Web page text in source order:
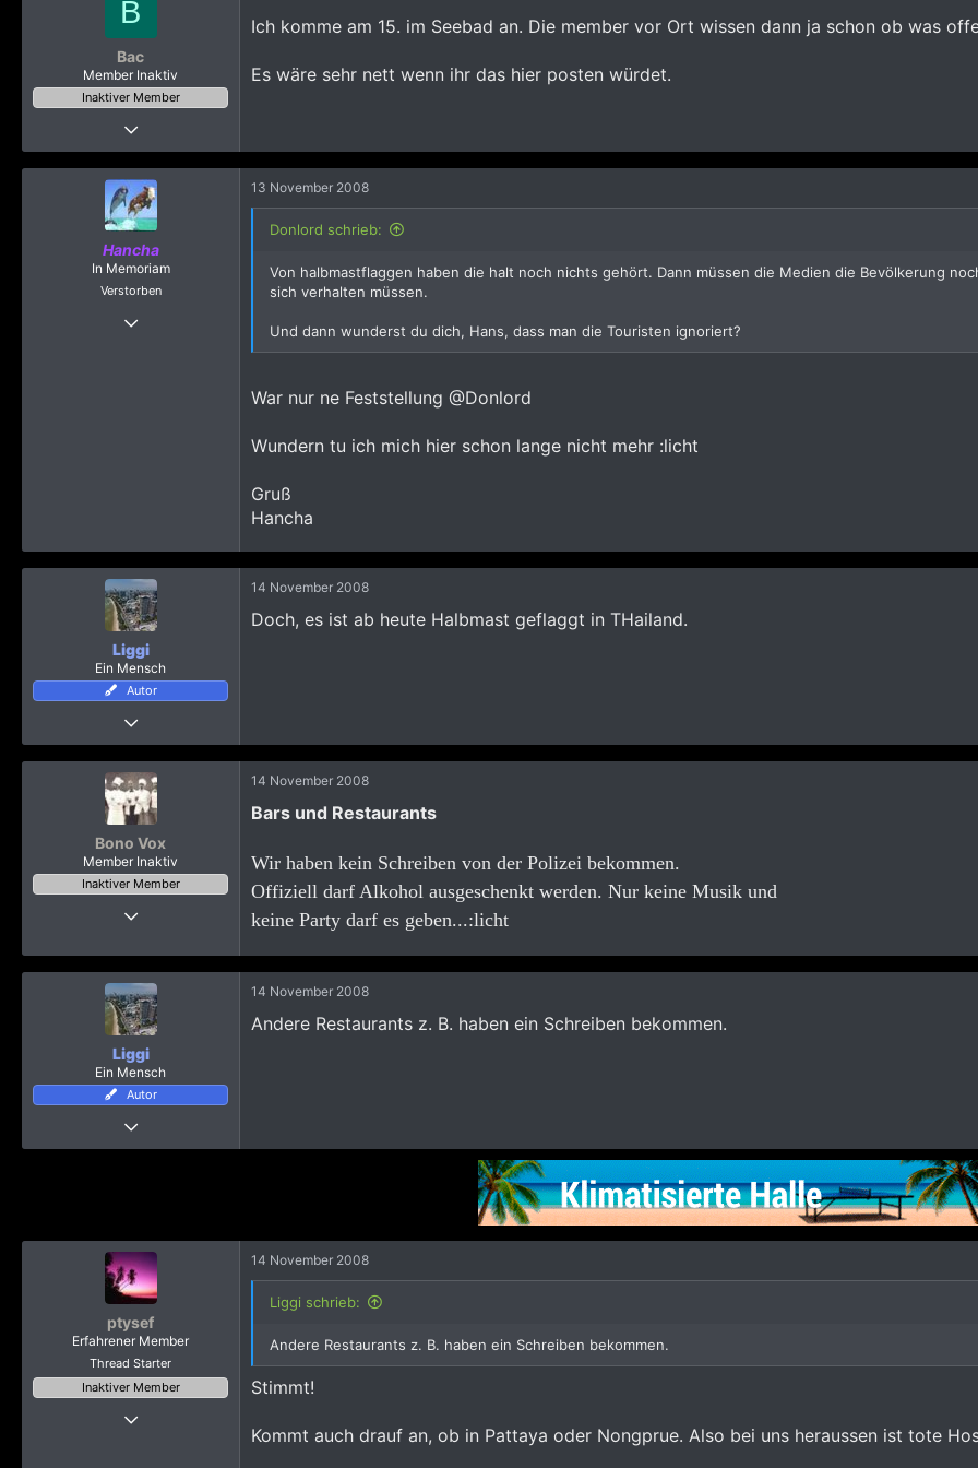
B
Bac
Member Inaktiv
Inaktiver Member
7 November 2008
88
glücklich in Berlin!
Ich komme am 15. im Seebad an. Die member vor Ort wissen dann ja schon ob was
Es wäre sehr nett wenn ihr das hier posten würdet.
Hancha
In Memoriam
Verstorben
21 Oktober 2008
13 November 2008
Donlord schrieb:
Von halbmastflaggen haben die halt noch nichts gehört. Dann müssen die Medien die Bevölkerung
sich verhalten müssen.
Und dann wunderst du dich, Hans, dass man die Touristen ignoriert?
War nur ne Feststellung @Donlord
Wundern tu ich mich hier schon lange nicht mehr :licht
Gruß
Hancha
Liggi
Ein Mensch
Autor
21 Oktober 2008
5.704
Hamburg/Pattaya
14 November 2008
Doch, es ist ab heute Halbmast geflaggt in THailand.
Bono Vox
Member Inaktiv
Inaktiver Member
22 Oktober 2008
14 November 2008
Bars und Restaurants
Wir haben kein Schreiben von der Polizei bekommen.
Offiziell darf Alkohol ausgeschenkt werden. Nur keine Musik und
keine Party darf es geben...:licht
Liggi
Ein Mensch
Autor
21 Oktober 2008
5.704
14 November 2008
Andere Restaurants z. B. haben ein Schreiben bekommen.
ptysef
Erfahrener Member
Thread Starter
Inaktiver Member
14 November 2008
Liggi schrieb:
Andere Restaurants z. B. haben ein Schreiben bekommen.
Stimmt!
Kommt auch drauf an, ob in Pattaya oder Nongprue. Also bei uns heraussen ist tote